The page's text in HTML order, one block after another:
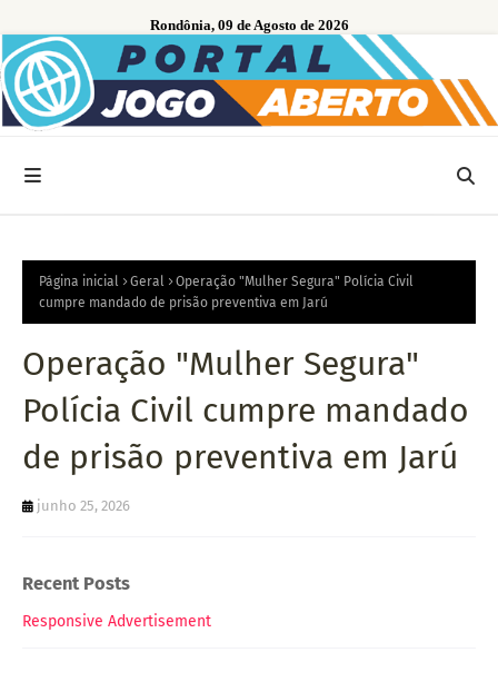
Rondônia, 09 de Agosto de 2026
Página inicial Geral
Operação "Mulher Segura" Polícia Civil
cumpre mandado de prisão preventiva em Jarú
Operação "Mulher Segura"
Polícia Civil cumpre mandado
de prisão preventiva em Jarú
junho 25, 2026
Recent Posts
Responsive Advertisement